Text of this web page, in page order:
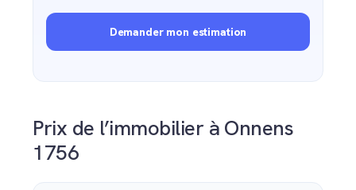
Demander mon estimation
Prix de l’immobilier à Onnens
1756